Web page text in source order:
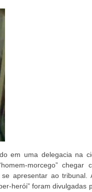
em uma delegacia na
morcego” chegar
apresentar ao tribunal.
herói” foram divulgadas